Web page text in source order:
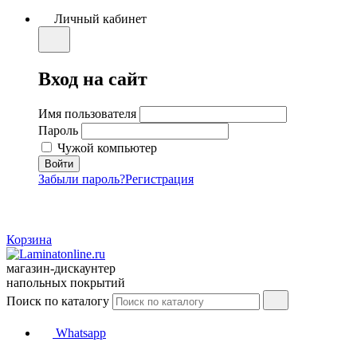
Личный кабинет
Вход на сайт
Имя пользователя
Пароль
Чужой компьютер
Забыли пароль?Регистрация
Корзина
магазин-дискаунтер
напольных покрытий
Поиск по каталогу
Whatsapp